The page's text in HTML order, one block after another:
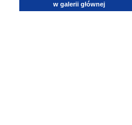
w galerii głównej